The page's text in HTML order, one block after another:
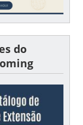
do